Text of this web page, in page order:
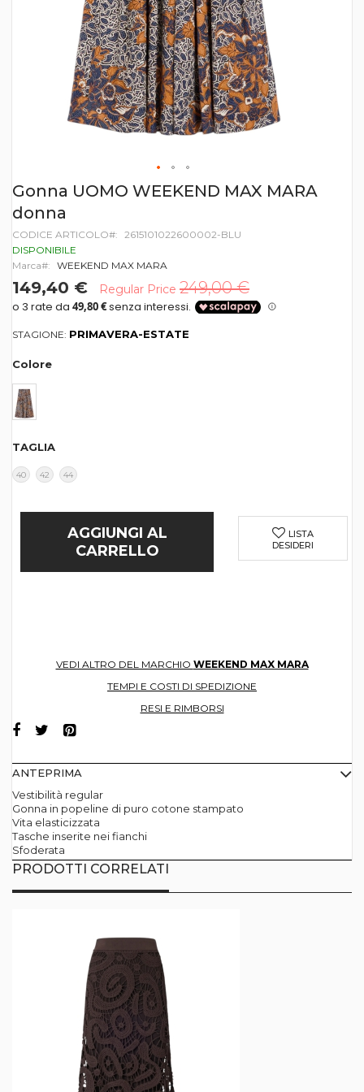
Vai
all'inizio
della
di
immagini
Gonna UOMO WEEKEND MAX MARA
donna
CODICE ARTICOLO
2615101022600002-BLU
DISPONIBILE
Marca
WEEKEND MAX MARA
149,40 € Regular Price 249,00 €
STAGIONE: PRIMAVERA-ESTATE
Colore
TAGLIA
40 42 44
AGGIUNGI AL
CARRELLO
LISTA
DESIDERI
VEDI ALTRO DEL MARCHIO WEEKEND MAX MARA
TEMPI E COSTI DI SPEDIZIONE
RESI E RIMBORSI
ANTEPRIMA
Vestibilità regular
Gonna in popeline di puro cotone stampato
Vita elasticizzata
Tasche inserite nei fianchi
Sfoderata
PRODOTTI CORRELATI